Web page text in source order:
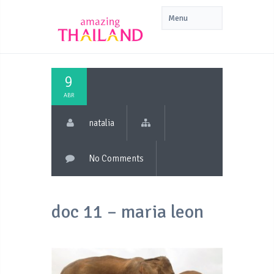
9
ABR
natalia
No Comments
doc 11 – maria leon